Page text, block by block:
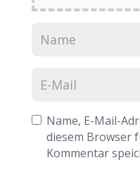
Name, E-Mail-
diesem Browser
Kommentar